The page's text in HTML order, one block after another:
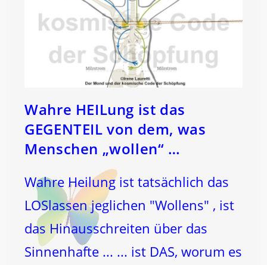
Wahre HEILung ist das
GEGENTEIL von dem, was
Menschen „wollen“ …
Wahre Heilung ist tatsächlich das
LOSlassen jeglichen "Wollens" , ist
das Hinausschreiten über das
Sinnenhafte ... ... ist DAS, worum es